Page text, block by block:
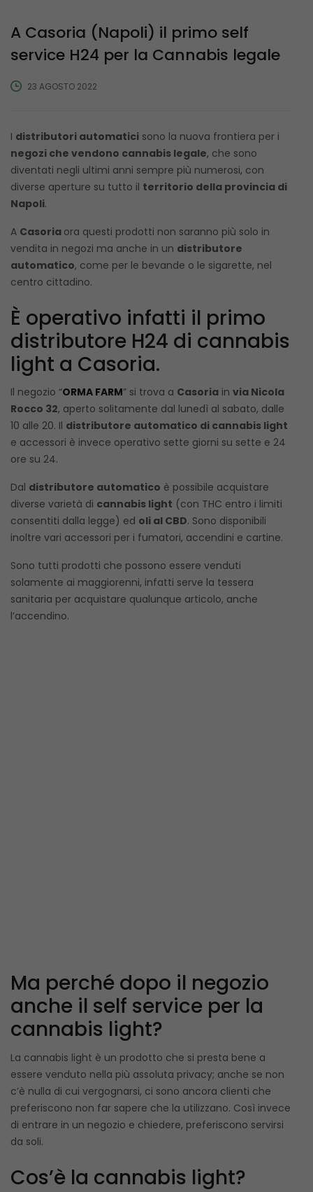
A Casoria (Napoli) il primo self
service H24 per la Cannabis legale
23 AGOSTO 2022
I distributori automatici sono la nuova frontiera per i
negozi che vendono cannabis legale, che sono
diventati negli ultimi anni sempre più numerosi, con
diverse aperture su tutto il territorio della provincia di
Napoli.
A Casoria ora questi prodotti non saranno più solo in
vendita in negozi ma anche in un distributore
automatico, come per le bevande o le sigarette, nel
centro cittadino.
È operativo infatti il primo
distributore H24 di cannabis
light a Casoria.
Il negozio “ORMA FARM” si trova a Casoria in via Nicola
Rocco 32, aperto solitamente dal lunedì al sabato, dalle
10 alle 20. Il distributore automatico di cannabis light
e accessori è invece operativo sette giorni su sette e 24
ore su 24.
Dal distributore automatico è possibile acquistare
diverse varietà di cannabis light (con THC entro i limiti
consentiti dalla legge) ed oli al CBD. Sono disponibili
inoltre vari accessori per i fumatori, accendini e cartine.
Sono tutti prodotti che possono essere venduti
solamente ai maggiorenni, infatti serve la tessera
sanitaria per acquistare qualunque articolo, anche
l’accendino.
Ma perché dopo il negozio
anche il self service per la
cannabis light?
La cannabis light è un prodotto che si presta bene a
essere venduto nella più assoluta privacy; anche se non
c’è nulla di cui vergognarsi, ci sono ancora clienti che
preferiscono non far sapere che la utilizzano. Così invece
di entrare in un negozio e chiedere, preferiscono servirsi
da soli.
Cos’è la cannabis light?